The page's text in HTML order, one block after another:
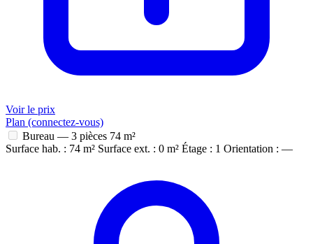
Voir le prix
Plan (connectez-vous)
Bureau — 3 pièces 74 m²
Surface hab. : 74 m² Surface ext. : 0 m² Étage : 1 Orientation : —